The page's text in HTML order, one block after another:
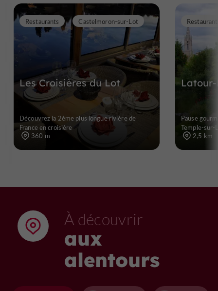
Les Croisières du Lot
Restaurants Castelmoron-sur-Lot
Découvrez la 2ème plus longue rivière de
France en croisière
360 m
Pause
Temple-sur-
2,5 km
À découvrir
aux
alentours